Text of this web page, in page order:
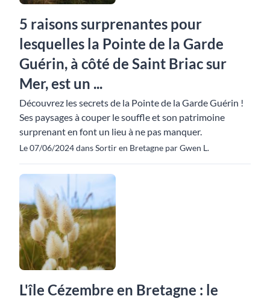
5 raisons surprenantes pour
lesquelles la Pointe de la Garde
Guérin, à côté de Saint Briac sur
Mer, est un ...
Découvrez les secrets de la Pointe de la Garde Guérin !
Ses paysages à couper le souffle et son patrimoine
surprenant en font un lieu à ne pas manquer.
Le 07/06/2024 dans Sortir en Bretagne par Gwen L.
L'île Cézembre en Bretagne : le